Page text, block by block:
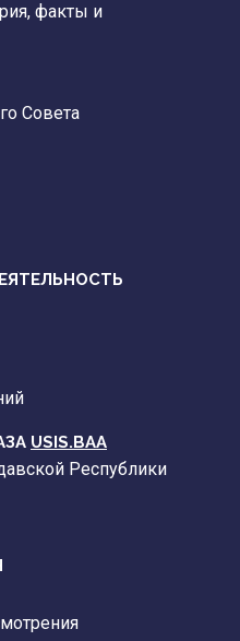
факты и
Совета
USIS.BAA
Республики